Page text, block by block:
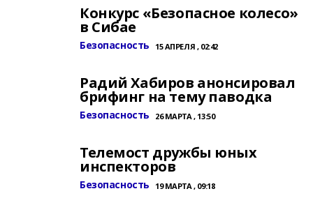
Конкурс «Безопасное колесо»
в Сибае
Безопасность 15 АПРЕЛЯ , 02:42
Радий Хабиров анонсировал
брифинг на тему паводка
Безопасность 26 МАРТА , 13:50
Телемост дружбы юных
инспекторов
Безопасность 19 МАРТА , 09:18